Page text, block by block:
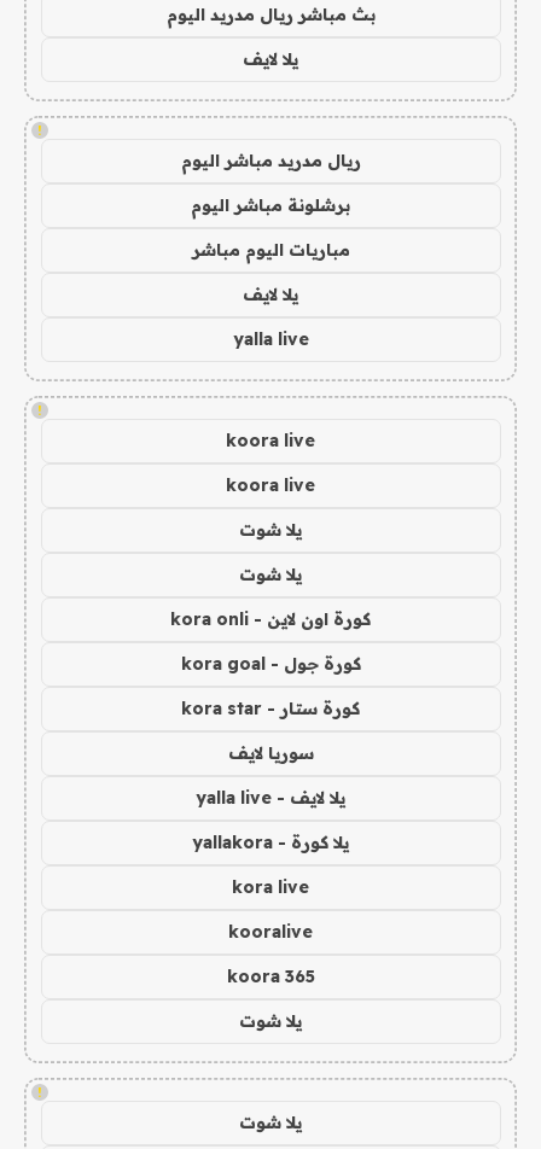
بث مباشر ريال مدريد اليوم
يلا لايف
!
ريال مدريد مباشر اليوم
برشلونة مباشر اليوم
مباريات اليوم مباشر
يلا لايف
yalla live
!
koora live
koora live
يلا شوت
يلا شوت
كورة اون لاين - kora onli
كورة جول - kora goal
كورة ستار - kora star
سوريا لايف
يلا لايف - yalla live
يلا كورة - yallakora
kora live
kooralive
koora 365
يلا شوت
!
يلا شوت